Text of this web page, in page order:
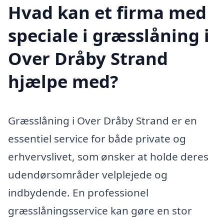
Hvad kan et firma med
speciale i græsslåning i
Over Dråby Strand
hjælpe med?
Græsslåning i Over Dråby Strand er en
essentiel service for både private og
erhvervslivet, som ønsker at holde deres
udendørsområder velplejede og
indbydende. En professionel
græsslåningsservice kan gøre en stor